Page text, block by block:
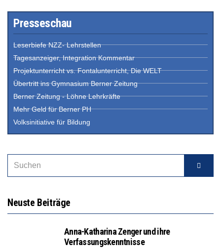
Presseschau
Leserbiefe NZZ- Lehrstellen
Tagesanzeiger, Integration Kommentar
Projektunterricht vs. Fontalunterricht, Die WELT
Übertritt ins Gymnasium Berner Zeitung
Berner Zeitung - Löhne Lehrkräfte
Mehr Geld für Berner PH
Volksinitiative für Bildung
Neuste Beiträge
Anna-Katharina Zenger und ihre
Verfassungskenntnisse